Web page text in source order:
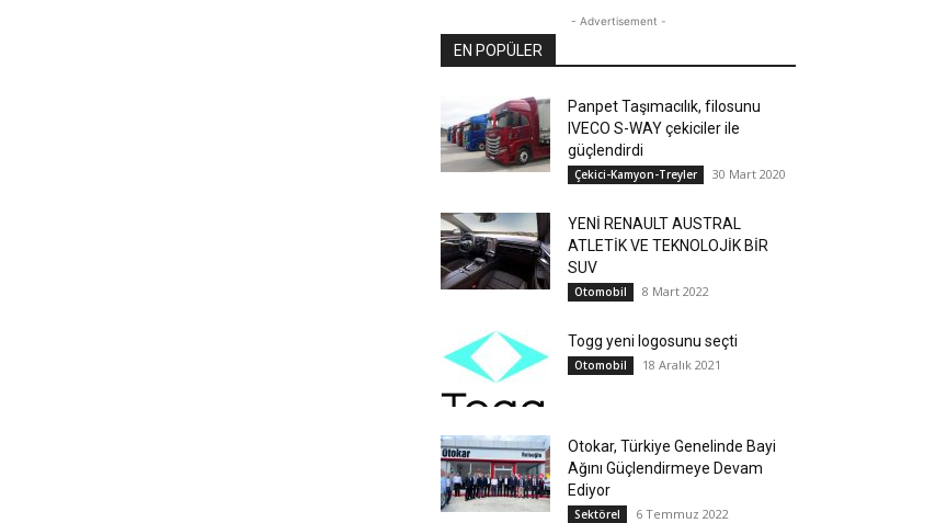
- Advertisement -
EN POPÜLER
Panpet Taşımacılık, filosunu
IVECO S-WAY çekiciler ile
güçlendirdi
Çekici-Kamyon-Treyler 30 Mart 2020
YENİ RENAULT AUSTRAL
ATLETİK VE TEKNOLOJİK BİR
SUV
Otomobil 8 Mart 2022
Togg yeni logosunu seçti
Otomobil 18 Aralık 2021
Otokar, Türkiye Genelinde Bayi
Ağını Güçlendirmeye Devam
Ediyor
Sektörel 6 Temmuz 2022